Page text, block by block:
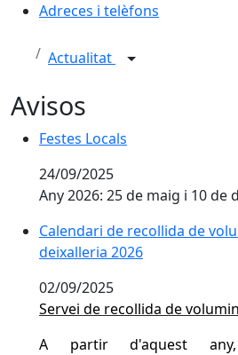
Adreces i telèfons
Actualitat
Avisos
Festes Locals
24/09/2025
Any 2026: 25 de maig i 10 de
Calendari de recollida de
deixalleria 2026
02/09/2025
Servei de recollida de
A partir d'aquest